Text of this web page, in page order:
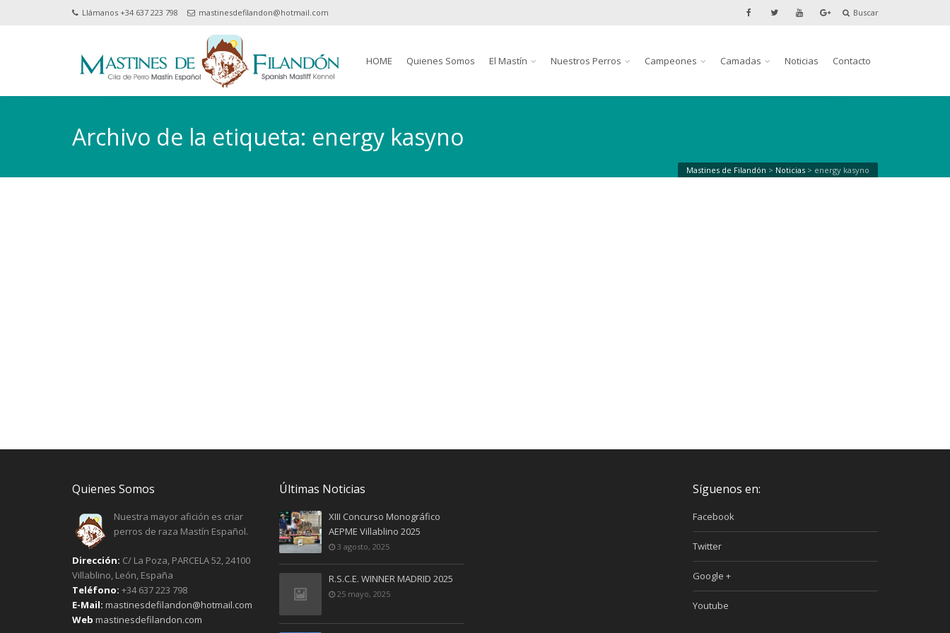
Llámanos +34 637 223 798 mastinesdefilandon@hotmail.com Buscar
HOME Quienes Somos El Mastín Nuestros Perros Campeones Camadas Noticias Contacto
Archivo de la etiqueta: energy kasyno
Mastines de Filandón > Noticias > energy kasyno
Quienes Somos
Nuestra mayor afición es criar
perros de raza Mastín Español.
Dirección: C/ La Poza, PARCELA 52, 24100
Villablino, León, España
Teléfono: +34 637 223 798
E-Mail: mastinesdefilandon@hotmail.com
Web mastinesdefilandon.com
Últimas Noticias
XIII Concurso Monográfico
AEPME Villablino 2025
3 agosto, 2025
R.S.C.E. WINNER MADRID 2025
25 mayo, 2025
Síguenos en:
Facebook
Twitter
Google +
Youtube